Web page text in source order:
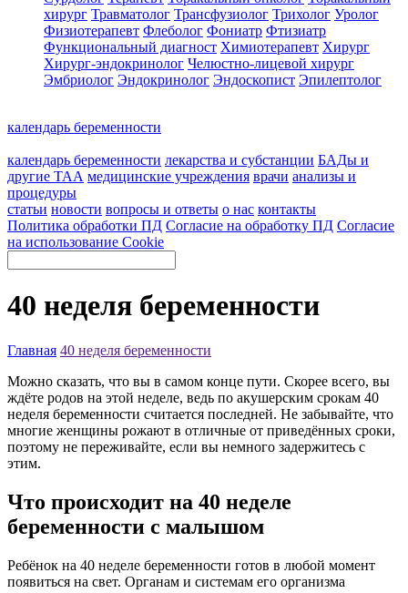
хирург Травматолог Трансфузиолог Трихолог Уролог
Физиотерапевт Флеболог Фониатр Фтизиатр
Функциональный диагност Химиотерапевт Хирург
Хирург-эндокринолог Челюстно-лицевой хирург
Эмбриолог Эндокринолог Эндоскопист Эпилептолог
календарь беременности
календарь беременности лекарства и субстанции БАДы и
другие ТАА медицинские учреждения врачи анализы и
процедуры
статьи новости вопросы и ответы о нас контакты
Политика обработки ПД Согласие на обработку ПД Согласие
на использование Cookie
40 неделя беременности
Главная 40 неделя беременности
Можно сказать, что вы в самом конце пути. Скорее всего, вы
ждёте родов на этой неделе, ведь по акушерским срокам 40
неделя беременности считается последней. Не забывайте, что
многие женщины рожают в отличные от приведённых сроки,
поэтому не переживайте, если вы немного задержитесь с
этим.
Что происходит на 40 неделе
беременности с малышом
Ребёнок на 40 неделе беременности готов в любой момент
появиться на свет. Органам и системам его организма